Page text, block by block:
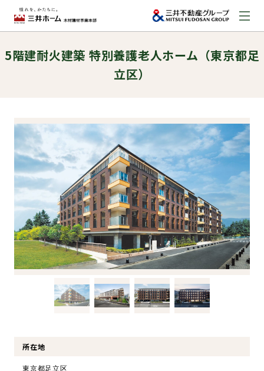
お問い合わせ
資料請求はこちら
事業本部案内
事業内容
建築実例
取扱商品
5階建耐火建築 特別養護老人ホーム（東京都足
立区）
所在地
東京都足立区